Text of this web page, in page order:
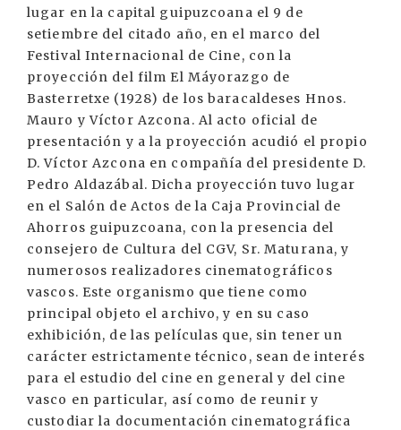
lugar en la capital guipuzcoana el 9 de
setiembre del citado año, en el marco del
Festival Internacional de Cine, con la
proyección del film El Máyorazgo de
Basterretxe (1928) de los baracaldeses Hnos.
Mauro y Víctor Azcona. Al acto oficial de
presentación y a la proyección acudió el propio
D. Víctor Azcona en compañía del presidente D.
Pedro Aldazábal. Dicha proyección tuvo lugar
en el Salón de Actos de la Caja Provincial de
Ahorros guipuzcoana, con la presencia del
consejero de Cultura del CGV, Sr. Maturana, y
numerosos realizadores cinematográficos
vascos. Este organismo que tiene como
principal objeto el archivo, y en su caso
exhibición, de las películas que, sin tener un
carácter estrictamente técnico, sean de interés
para el estudio del cine en general y del cine
vasco en particular, así como de reunir y
custodiar la documentación cinematográfica